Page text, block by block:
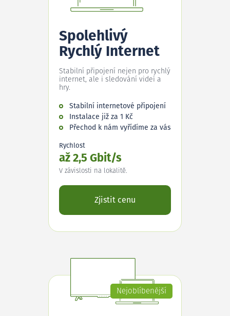
Spolehlivý
Rychlý Internet
Stabilní připojení nejen pro rychlý
internet, ale i sledování videí a
hry.
Stabilní internetové připojení
Instalace již za 1 Kč
Přechod k nám vyřídíme za vás
Rychlost
až 2,5 Gbit/s
V závislosti na lokalitě.
Zjistit cenu
Nejoblíbenější